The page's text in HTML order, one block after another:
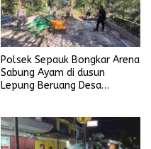
Polsek Sepauk Bongkar Arena
Sabung Ayam di dusun
Lepung Beruang Desa